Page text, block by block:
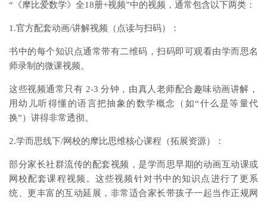
“《摩比爱数学》全18册+视频”中的视频，通常包含以下两类：
1.官方配套动画/讲解视频（点读与扫码）：
书中的每个知识点通常带有二维码，扫码即可观看由学而思名
师录制的微课视频。
这些视频通常只有 2-3 分钟，由真人老师配合趣味动画讲解，
用幼儿听得懂的语言把抽象的数学概念（如“什么是等量代
换”）讲得非常透彻。
2.学而思线下/网校的摩比思维核心课程（拓展资源）：
部分家长社群流传的配套视频，是学而思早期的动画互动课或
网校配套课程视频。这些视频针对书中的知识点进行了更系
统、更丰富的互动延展，非常适合家长带孩子一起当作正规网